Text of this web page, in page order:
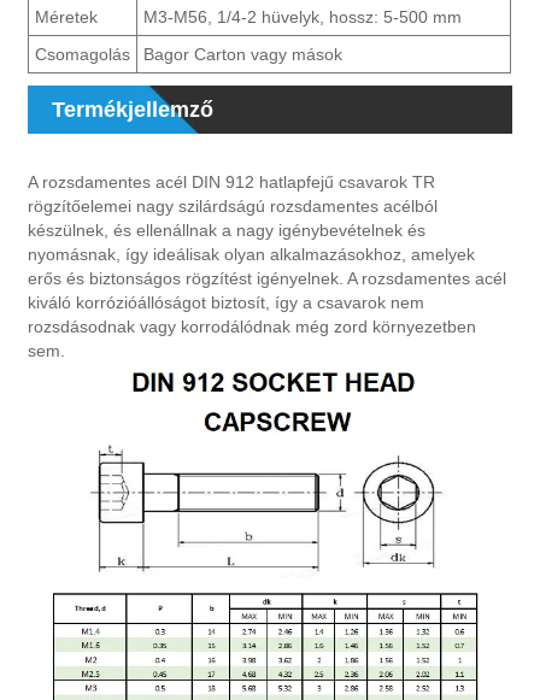
Méretek
M3-M56, 1/4-2 hüvelyk, hossz: 5-500 mm
Csomagolás
Bagor Carton vagy mások
Termékjellemző
A rozsdamentes acél DIN 912 hatlapfejű csavarok TR
rögzítőelemei nagy szilárdságú rozsdamentes acélból
készülnek, és ellenállnak a nagy igénybevételnek és
nyomásnak, így ideálisak olyan alkalmazásokhoz, amelyek
erős és biztonságos rögzítést igényelnek. A rozsdamentes acél
kiváló korrózióállóságot biztosít, így a csavarok nem
rozsdásodnak vagy korrodálódnak még zord környezetben
sem.